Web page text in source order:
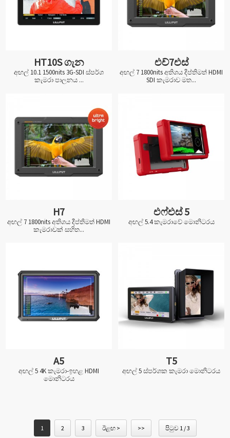
HT10S ගැන
අඟල් 10.1 1500nits 3G-SDI ස්පර්ශ
කැමරා පාලනය ...
එච්7එස්
අඟල් 7 1800nits අතිශය දීප්තිමත් HDMI
SDI කැමරාව මත...
H7
අඟල් 7 1800nits අතිශය දීප්තිමත් HDMI
කැමරාවක් සහිත...
එෆ්එස් 5
අඟල් 5.4 කැමරාවේ මොනිටරය
A5
අඟල් 5 4K කැමරා-ඉහළ HDMI
මොනිටරය
T5
අඟල් 5 ස්පර්ශක කැමරා මොනිටරය
1 2 3 ඊළඟ > >> පිටුව 1 / 3